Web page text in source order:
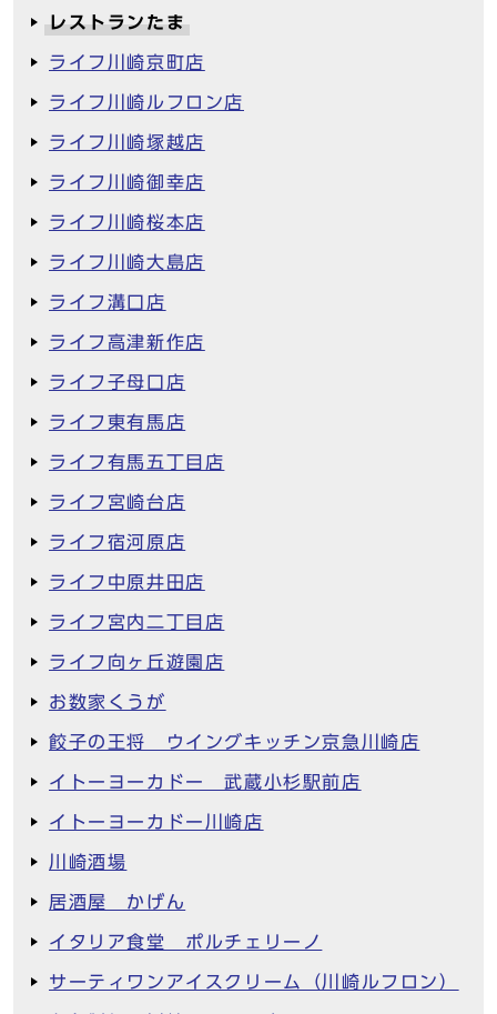
レストランたま
ライフ川崎京町店
ライフ川崎ルフロン店
ライフ川崎塚越店
ライフ川崎御幸店
ライフ川崎桜本店
ライフ川崎大島店
ライフ溝口店
ライフ高津新作店
ライフ子母口店
ライフ東有馬店
ライフ有馬五丁目店
ライフ宮崎台店
ライフ宿河原店
ライフ中原井田店
ライフ宮内二丁目店
ライフ向ヶ丘遊園店
お数家くうが
餃子の王将 ウイングキッチン京急川崎店
イトーヨーカドー 武蔵小杉駅前店
イトーヨーカドー川崎店
川崎酒場
居酒屋 かげん
イタリア食堂 ポルチェリーノ
サーティワンアイスクリーム（川崎ルフロン）